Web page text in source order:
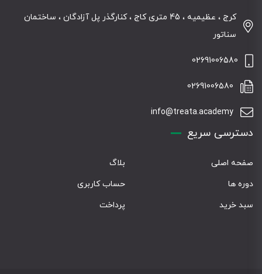
کرج ، عظیمیه ، 45 متری کاج ، کنارگذر پل آزادگان ، ساختمان
سناتور
02691006580
02691006580
info@treata.academy
دسترسی سریع
صفحه اصلی
بلاگ
دوره ها
حساب کاربری
سبد خرید
پرداخت